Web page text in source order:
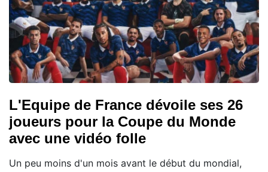
L'Equipe de France dévoile ses 26
joueurs pour la Coupe du Monde
avec une vidéo folle
Un peu moins d'un mois avant le début du mondial,